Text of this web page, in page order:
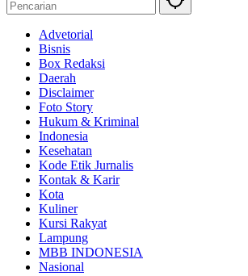
Advetorial
Bisnis
Box Redaksi
Daerah
Disclaimer
Foto Story
Hukum & Kriminal
Indonesia
Kesehatan
Kode Etik Jurnalis
Kontak & Karir
Kota
Kuliner
Kursi Rakyat
Lampung
MBB INDONESIA
Nasional